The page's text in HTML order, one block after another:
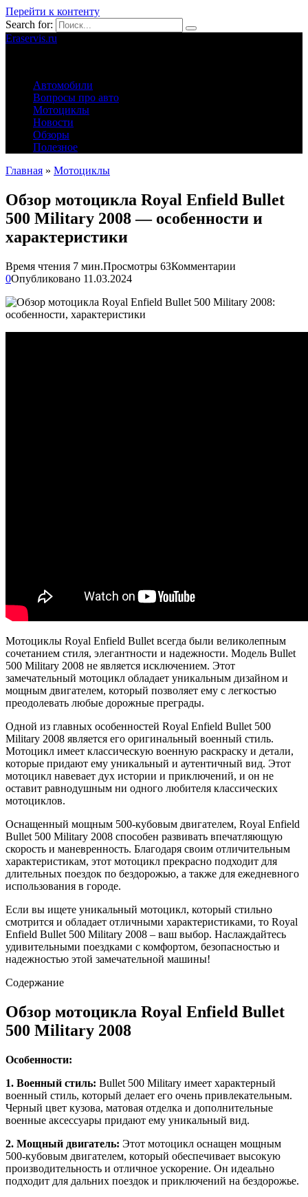
Перейти к контенту
Search for:
Eraservis.ru
Автомобили
Вопросы про авто
Мотоциклы
Новости
Обзоры
Полезное
Главная » Мотоциклы
Обзор мотоцикла Royal Enfield Bullet
500 Military 2008 — особенности и
характеристики
Время чтения 7 мин.Просмотры 63Комментарии
0Опубликовано 11.03.2024
Мотоциклы Royal Enfield Bullet всегда были великолепным
сочетанием стиля, элегантности и надежности. Модель Bullet
500 Military 2008 не является исключением. Этот
замечательный мотоцикл обладает уникальным дизайном и
мощным двигателем, который позволяет ему с легкостью
преодолевать любые дорожные преграды.
Одной из главных особенностей Royal Enfield Bullet 500
Military 2008 является его оригинальный военный стиль.
Мотоцикл имеет классическую военную раскраску и детали,
которые придают ему уникальный и аутентичный вид. Этот
мотоцикл навевает дух истории и приключений, и он не
оставит равнодушным ни одного любителя классических
мотоциклов.
Оснащенный мощным 500-кубовым двигателем, Royal Enfield
Bullet 500 Military 2008 способен развивать впечатляющую
скорость и маневренность. Благодаря своим отличительным
характеристикам, этот мотоцикл прекрасно подходит для
длительных поездок по бездорожью, а также для ежедневного
использования в городе.
Если вы ищете уникальный мотоцикл, который стильно
смотрится и обладает отличными характеристиками, то Royal
Enfield Bullet 500 Military 2008 – ваш выбор. Наслаждайтесь
удивительными поездками с комфортом, безопасностью и
надежностью этой замечательной машины!
Содержание
Обзор мотоцикла Royal Enfield Bullet
500 Military 2008
Особенности:
1. Военный стиль: Bullet 500 Military имеет характерный
военный стиль, который делает его очень привлекательным.
Черный цвет кузова, матовая отделка и дополнительные
военные аксессуары придают ему уникальный вид.
2. Мощный двигатель: Этот мотоцикл оснащен мощным
500-кубовым двигателем, который обеспечивает высокую
производительность и отличное ускорение. Он идеально
подходит для дальних поездок и приключений на бездорожье.